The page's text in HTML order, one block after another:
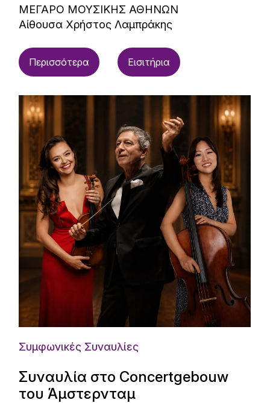
ΜΕΓΑΡΟ ΜΟΥΣΙΚΗΣ ΑΘΗΝΩΝ
Αίθουσα Χρήστος Λαμπράκης
Περισσότερα Εισιτήρια
Συμφωνικές Συναυλίες
Συναυλία στο Concertgebouw
του Άμστερνταμ